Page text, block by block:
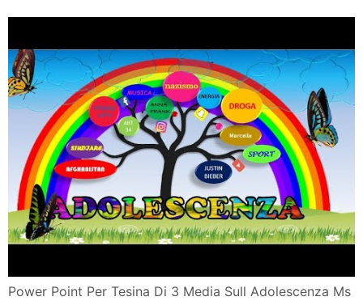
Power Point Per Tesina Di 3 Media Sull Adolescenza Ms